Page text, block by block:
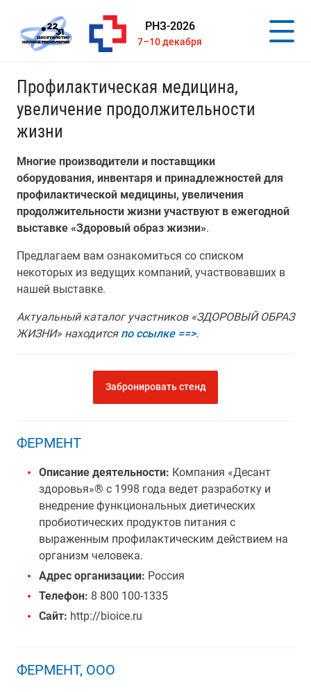
РНЗ-2026
7–10 декабря
Профилактическая медицина,
увеличение продолжительности
жизни
Многие производители и поставщики
оборудования, инвентаря и принадлежностей для
профилактической медицины, увеличения
продолжительности жизни участвуют в ежегодной
выставке «Здоровый образ жизни».
Предлагаем вам ознакомиться со списком
некоторых из ведущих компаний, участвовавших в
нашей выставке.
Актуальный каталог участников «ЗДОРОВЫЙ ОБРАЗ
ЖИЗНИ» находится по ссылке ==>.
Забронировать стенд
ФЕРМЕНТ
Описание деятельности: Компания «Десант
здоровья»® с 1998 года ведет разработку и
внедрение функциональных диетических
пробиотических продуктов питания с
выраженным профилактическим действием на
организм человека.
Адрес организации: Россия
Телефон: 8 800 100-1335
Сайт: http://bioice.ru
ФЕРМЕНТ, ООО